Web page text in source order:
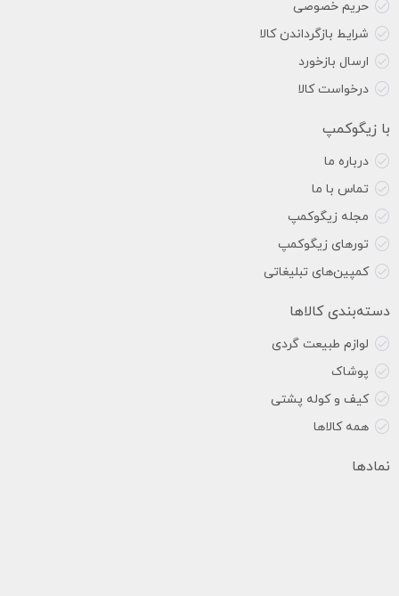
حریم خصوصی
شرایط بازگرداندن کالا
ارسال بازخورد
درخواست کالا
با زیگوکمپ
درباره ما
تماس با ما
مجله زیگوکمپ
تورهای زیگوکمپ
کمپین‌های تبلیغاتی
دسته‌بندی کالاها
لوازم طبیعت گردی
پوشاک
کیف و کوله پشتی
همه کالاها
نمادها